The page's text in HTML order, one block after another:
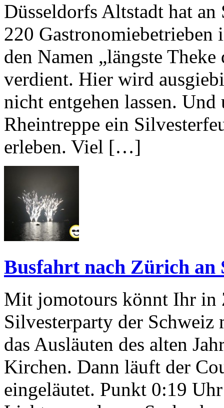
Düsseldorfs Altstadt hat
220
den Namen „längste
verdient. Hier wird
nicht entgehen lassen.
Rheintreppe ein
erleben. Viel […]
Busfahrt nach Zürich an
Mit jomotours könnt Ihr in
Silvesterparty der
das Ausläuten des alten
Kirchen. Dann läuft der
eingeläutet. Punkt 0:19